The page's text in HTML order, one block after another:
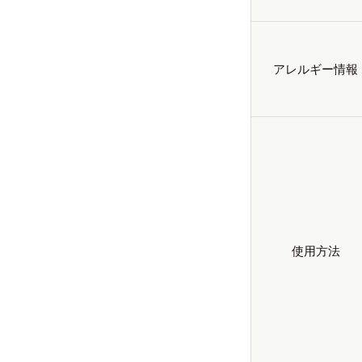
アレルギー情報
使用方法